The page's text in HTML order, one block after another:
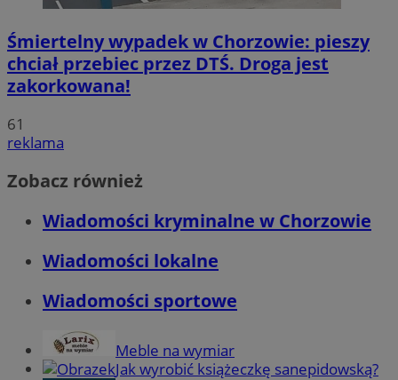
Śmiertelny wypadek w Chorzowie: pieszy
chciał przebiec przez DTŚ. Droga jest
zakorkowana!
61
reklama
Zobacz również
Wiadomości kryminalne w Chorzowie
Wiadomości lokalne
Wiadomości sportowe
Meble na wymiar
Jak wyrobić książeczkę sanepidowską?